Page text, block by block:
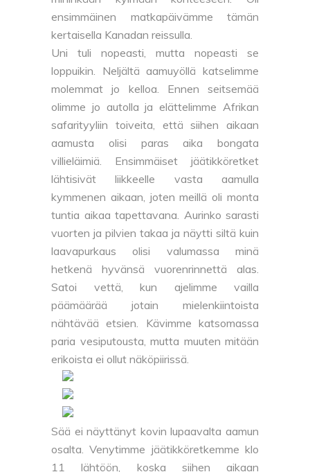
ensimmäinen matkapäivämme tämän
kertaisella Kanadan reissulla.
Uni tuli nopeasti, mutta nopeasti se
loppuikin. Neljältä aamuyöllä katselimme
molemmat jo kelloa. Ennen seitsemää
olimme jo autolla ja elättelimme Afrikan
safarityyliin toiveita, että siihen aikaan
aamusta olisi paras aika bongata
villieläimiä. Ensimmäiset jäätikköretket
lähtisivät liikkeelle vasta aamulla
kymmenen aikaan, joten meillä oli monta
tuntia aikaa tapettavana. Aurinko sarasti
vuorten ja pilvien takaa ja näytti siltä kuin
laavapurkaus olisi valumassa minä
hetkenä hyvänsä vuorenrinnettä alas.
Satoi vettä, kun ajelimme vailla
päämäärää jotain mielenkiintoista
nähtävää etsien. Kävimme katsomassa
paria vesiputousta, mutta muuten mitään
erikoista ei ollut näköpiirissä.
Sää ei näyttänyt kovin lupaavalta aamun
osalta. Venytimme jäätikköretkemme klo
11 lähtöön, koska siihen aikaan